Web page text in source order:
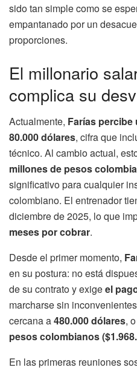
sido tan simple como se
empantanado por un
proporciones.
El millonario
complica su
Actualmente, Farías percibe
80.000 dólares, cifra que
técnico. Al cambio actual,
millones de pesos
significativo para cualquier
colombiano. El entrenador
diciembre de 2025, lo que
meses por cobrar.
Desde el primer momento,
en su postura: no está
de su contrato y exigeel
marcharse sin
cercana a480.000 dólares,
pesos colombianos
En las primeras reuniones